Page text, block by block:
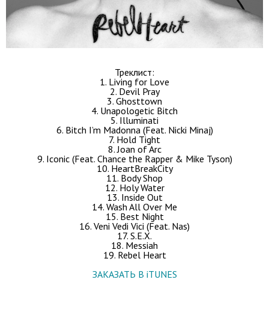
Треклист:
1. Living for Love
2. Devil Pray
3. Ghosttown
4. Unapologetic Bitch
5. Illuminati
6. Bitch I’m Madonna (Feat. Nicki Minaj)
7. Hold Tight
8. Joan of Arc
9. Iconic (Feat. Chance the Rapper & Mike Tyson)
10. HeartBreakCity
11. Body Shop
12. Holy Water
13. Inside Out
14. Wash All Over Me
15. Best Night
16. Veni Vedi Vici (Feat. Nas)
17. S.E.X.
18. Messiah
19. Rebel Heart
ЗАКАЗАТЬ В iTUNES